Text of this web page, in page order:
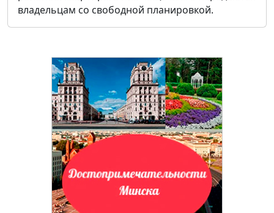
владельцам со свободной планировкой.